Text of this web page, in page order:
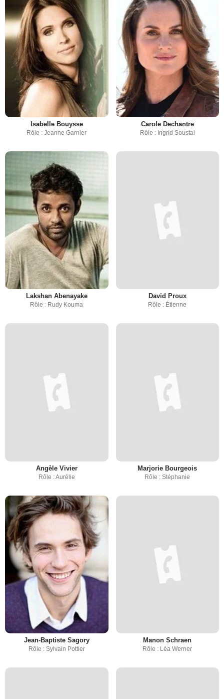
Isabelle Bouysse
Rôle : Jeanne Garnier
Carole Dechantre
Rôle : Ingrid Soustal
Lakshan Abenayake
Rôle : Rudy Kouma
David Proux
Rôle : Étienne
Angèle Vivier
Rôle : Aurélie
Marjorie Bourgeois
Rôle : Stéphanie
Jean-Baptiste Sagory
Rôle : Sylvain Pottier
Manon Schraen
Rôle : Léa Werner